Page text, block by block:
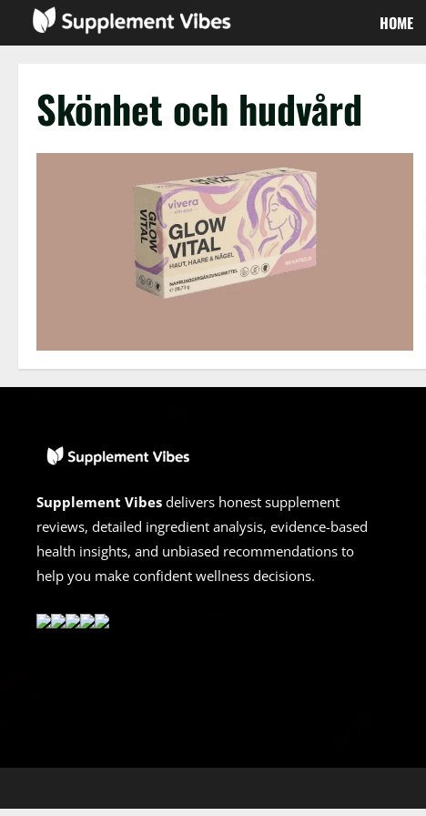
HOME
Skönhet och hudvård
Supplement Vibes delivers honest supplement
reviews, detailed ingredient analysis, evidence-based
health insights, and unbiased recommendations to
help you make confident wellness decisions.